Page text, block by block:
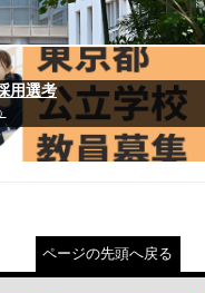
用選考
ページの先頭へ戻る